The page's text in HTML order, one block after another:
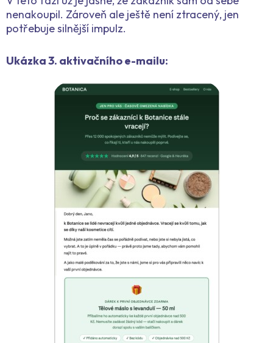
nenakoupil. Zároveň ale ještě není ztracený, jen
potřebuje silnější impulz.
Ukázka 3. aktivačního e-mailu: